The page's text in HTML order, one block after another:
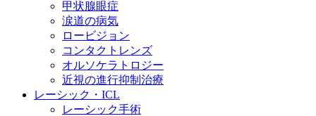
甲状腺眼症
涙道の病気
ロービジョン
コンタクトレンズ
オルソケラトロジー
近視の進行抑制治療
レーシック・ICL
レーシック手術